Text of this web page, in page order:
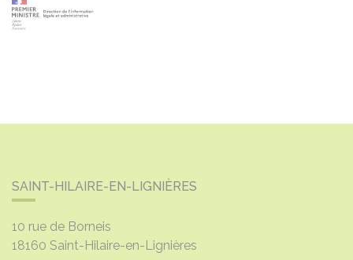
SAINT-HILAIRE-EN-LIGNIÈRES
10 rue de Borneis
18160 Saint-Hilaire-en-Lignières